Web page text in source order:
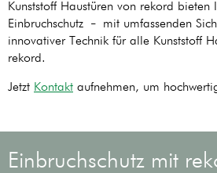
Kunststoff Haustüren von rekord
Einbruchschutz – mit umfassenden
innovativer Technik für alle Kunststoff
rekord.
Jetzt Kontakt aufnehmen, um
Einbruchschutz mit